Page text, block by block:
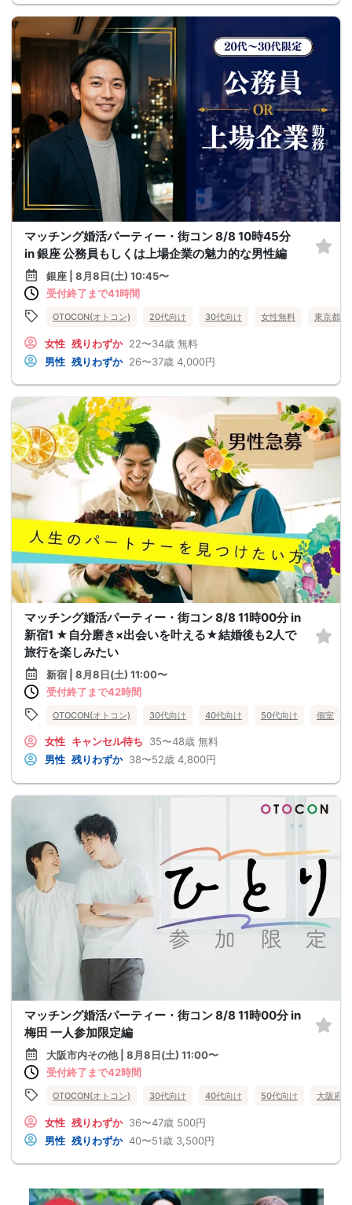
マッチング婚活パーティー・街コン 8/8 10時45分
in 銀座 公務員もしくは上場企業の魅力的な男性編
銀座 | 8月8日(土) 10:45〜
受付終了まで41時間
OTOCON(オトコン) 20代向け 30代向け 女性無料 東京都
女性 残りわずか 22〜34歳 無料
男性 残りわずか 26〜37歳 4,000円
マッチング婚活パーティー・街コン 8/8 11時00分 in
新宿1 ★自分磨き×出会いを叶える★結婚後も2人で
旅行を楽しみたい
新宿 | 8月8日(土) 11:00〜
受付終了まで42時間
OTOCON(オトコン) 30代向け 40代向け 50代向け 個室
女性 キャンセル待ち 35〜48歳 無料
男性 残りわずか 38〜52歳 4,800円
マッチング婚活パーティー・街コン 8/8 11時00分 in
梅田 一人参加限定編
大阪市内その他 | 8月8日(土) 11:00〜
受付終了まで42時間
OTOCON(オトコン) 30代向け 40代向け 50代向け 大阪府
女性 残りわずか 36〜47歳 500円
男性 残りわずか 40〜51歳 3,500円